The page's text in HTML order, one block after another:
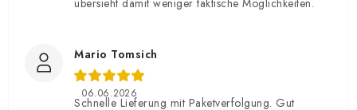
übersieht damit weniger taktische Möglichkeiten.
Mario Tomsich
06.06.2026
Schnelle Lieferung mit Paketverfolgung. Gut